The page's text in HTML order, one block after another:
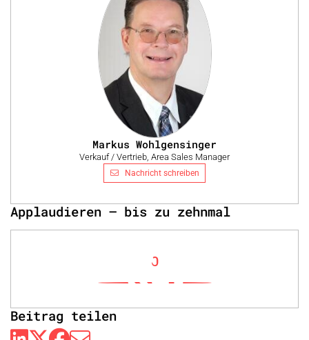
Markus Wohlgensinger
Verkauf / Vertrieb, Area Sales Manager
Nachricht schreiben
Applaudieren – bis zu zehnmal
0
Beitrag teilen